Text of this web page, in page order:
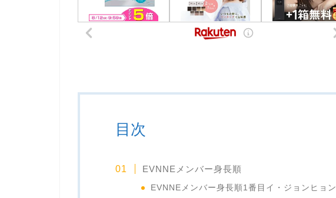
目次
EVNNEメンバー身長順
EVNNEメンバー身長順1番目イ・ジョンヒョン